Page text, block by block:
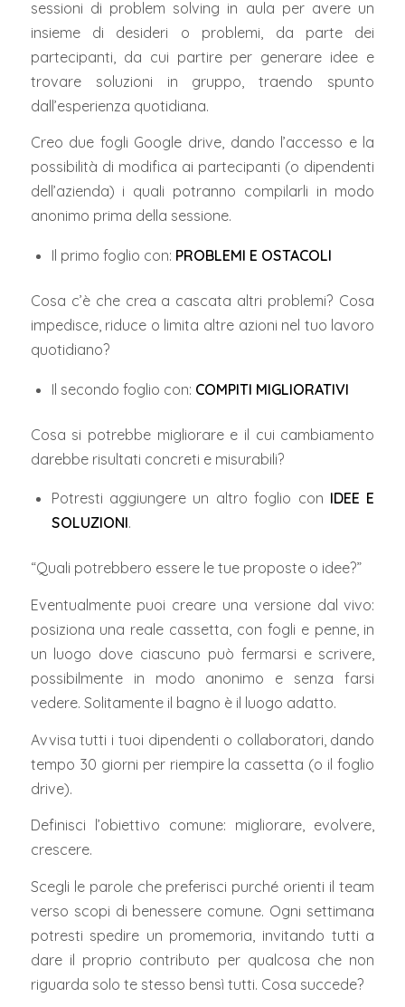
sessioni di problem solving in aula per avere un
insieme di desideri o problemi, da parte dei
partecipanti, da cui partire per generare idee e
trovare soluzioni in gruppo, traendo spunto
dall’esperienza quotidiana.
Creo due fogli Google drive, dando l’accesso e la
possibilità di modifica ai partecipanti (o dipendenti
dell’azienda) i quali potranno compilarli in modo
anonimo prima della sessione.
Il primo foglio con: PROBLEMI E OSTACOLI
Cosa c’è che crea a cascata altri problemi? Cosa
impedisce, riduce o limita altre azioni nel tuo lavoro
quotidiano?
Il secondo foglio con: COMPITI MIGLIORATIVI
Cosa si potrebbe migliorare e il cui cambiamento
darebbe risultati concreti e misurabili?
Potresti aggiungere un altro foglio con IDEE E
SOLUZIONI.
“Quali potrebbero essere le tue proposte o idee?”
Eventualmente puoi creare una versione dal vivo:
posiziona una reale cassetta, con fogli e penne, in
un luogo dove ciascuno può fermarsi e scrivere,
possibilmente in modo anonimo e senza farsi
vedere. Solitamente il bagno è il luogo adatto.
Avvisa tutti i tuoi dipendenti o collaboratori, dando
tempo 30 giorni per riempire la cassetta (o il foglio
drive).
Definisci l’obiettivo comune: migliorare, evolvere,
crescere.
Scegli le parole che preferisci purché orienti il team
verso scopi di benessere comune. Ogni settimana
potresti spedire un promemoria, invitando tutti a
dare il proprio contributo per qualcosa che non
riguarda solo te stesso bensì tutti. Cosa succede?